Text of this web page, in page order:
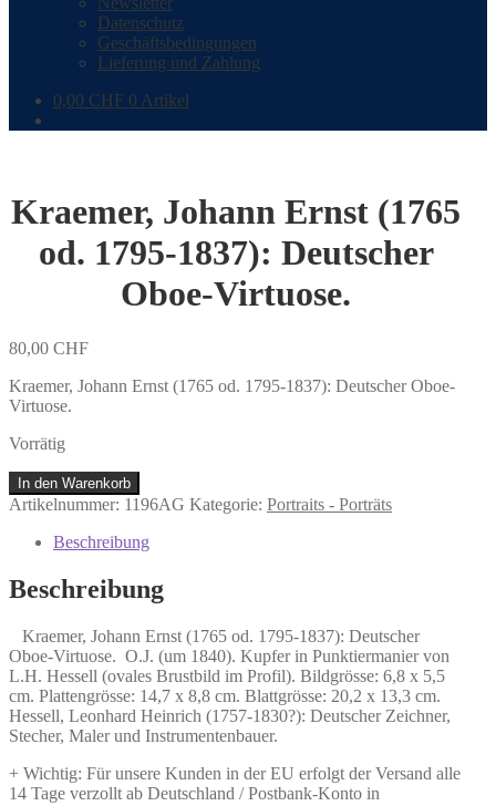
Datenschutz
Geschäftsbedingungen
Lieferung und Zahlung
0,00 CHF 0 Artikel
Kraemer, Johann Ernst (1765
od. 1795-1837): Deutscher
Oboe-Virtuose.
80,00 CHF
Kraemer, Johann Ernst (1765 od. 1795-1837): Deutscher Oboe-
Virtuose.
Vorrätig
Kraemer,
Johann
(1765
1795-
1837):
Oboe-
Virtuose.
Menge
In den Warenkorb
Artikelnummer: 1196AG Kategorie: Portraits - Porträts
Beschreibung
Beschreibung
Kraemer, Johann Ernst (1765 od. 1795-1837): Deutscher
Oboe-Virtuose. O.J. (um 1840). Kupfer in Punktiermanier von
L.H. Hessell (ovales Brustbild im Profil). Bildgrösse: 6,8 x 5,5
cm. Plattengrösse: 14,7 x 8,8 cm. Blattgrösse: 20,2 x 13,3 cm.
Hessell, Leonhard Heinrich (1757-1830?): Deutscher Zeichner,
Stecher, Maler und Instrumentenbauer.
+ Wichtig: Für unsere Kunden in der EU erfolgt der Versand alle
14 Tage verzollt ab Deutschland / Postbank-Konto in